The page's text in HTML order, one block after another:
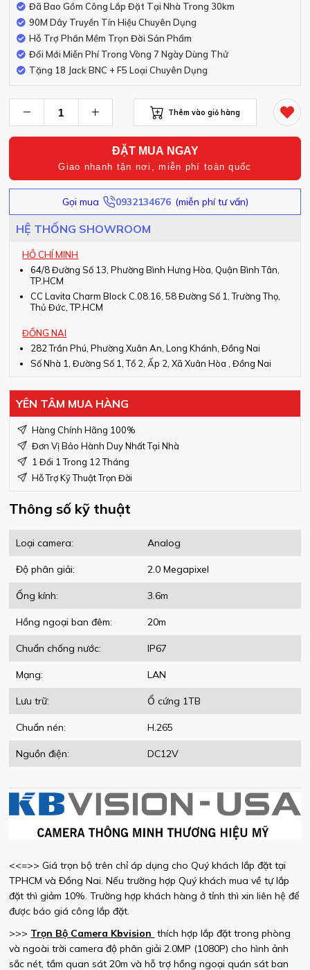
Đã Bao Gồm Công Lắp Đặt Tại Nhà Trong 30km
90M Dây Truyền Tín Hiệu Chuyên Dụng
Hỗ Trợ Phần Mềm Trọn Đời Sản Phẩm
Đổi Mới Miễn Phí Trong Vòng 7 Ngày Dùng Thử
Tặng 18 Jack BNC + F5 Loại Chuyên Dụng
Thêm vào giỏ hàng
ĐẶT MUA NGAY
Giao nhanh tận nơi, miễn phí toàn quốc
Gọi mua 0932134676 (miễn phí tư vấn)
HỆ THỐNG SHOWROOM
HỒ CHÍ MINH
64/8 Đường Số 13, Phường Bình Hưng Hòa, Quận Bình Tân,
TP.HCM
CC Lavita Charm Block C.08.16, 58 Đường Số 1, Trường Thọ,
Thủ Đức, TP.HCM
ĐỒNG NAI
282 Trần Phú, Phường Xuân An, Long Khánh, Đồng Nai
Số Nhà 1, Đường Số 1, Tổ 2, Ấp 2, Xã Xuân Hòa , Đồng Nai
YÊN TÂM MUA HÀNG
Hàng Chính Hãng 100%
Đơn Vị Bảo Hành Duy Nhất Tại Nhà
1 Đổi 1 Trong 12 Tháng
Hỗ Trợ Kỹ Thuật Trọn Đời
Thông số kỹ thuật
Loại camera: Analog
Độ phân giải: 2.0 Megapixel
Ống kính: 3.6m
Hồng ngoại ban đêm: 20m
Chuẩn chống nước: IP67
Mạng: LAN
Lưu trữ: Ổ cứng 1TB
Chuẩn nén: H.265
Nguồn điện: DC12V
<<=>> Giá trọn bộ trên chỉ áp dụng cho Quý khách lắp đặt tại
TPHCM và Đồng Nai. Nếu trường hợp Quý khách mua về tự lắp
đặt thì giảm 10%. Trường hợp khách hàng ở tỉnh thì xin liên hệ để
được báo giá công lắp đặt.
>>> Trọn Bộ Camera Kbvision thích hợp lắp đặt trong phòng
và ngoài trời camera độ phân giải 2.0MP (1080P) cho hình ảnh
sắc nét, tầm quan sát 20m và hỗ trợ hồng ngoại quán sát ban